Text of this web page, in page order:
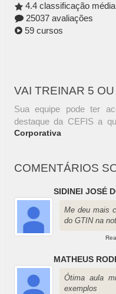
4.4 classificação média
25037 avaliações
59 cursos
VAI TREINAR 5
Sua equipe pode ter
destaque da CEFIS a
Corporativa
COMENTÁRIOS
SIDINEI JOSÉ
Me deu mais
do GTIN na
MATHEUS
Ótima aula
exemplos